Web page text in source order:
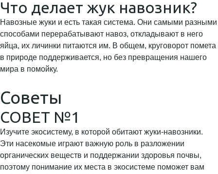
Что делает жук навозник?
Навозные жуки и есть такая система. Они самыми разными
способами перерабатывают навоз, откладывают в него
яйца, их личинки питаются им. В общем, круговорот помета
в природе поддерживается, но без превращения нашего
мира в помойку.
Советы
СОВЕТ №1
Изучите экосистему, в которой обитают жуки-навозники.
Эти насекомые играют важную роль в разложении
органических веществ и поддержании здоровья почвы,
поэтому понимание их места в экосистеме поможет вам